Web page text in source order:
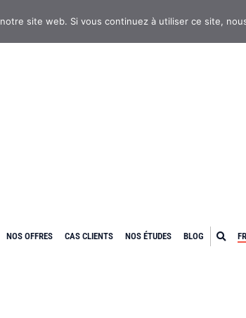
NOS OFFRES CAS CLIENTS NOS ÉTUDES BLOG
site web. Si vous continuez à utiliser ce site,